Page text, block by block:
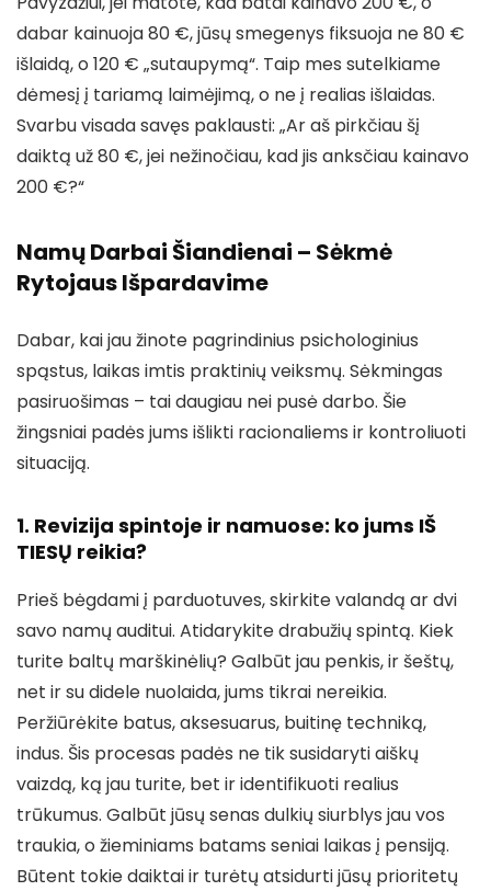
dabar kainuoja 80 €, jūsų smegenys fiksuoja ne 80 €
išlaidą, o 120 € „sutaupymą“. Taip mes sutelkiame
dėmesį į tariamą laimėjimą, o ne į realias išlaidas.
Svarbu visada savęs paklausti: „Ar aš pirkčiau šį
daiktą už 80 €, jei nežinočiau, kad jis anksčiau kainavo
200 €?“
Namų Darbai Šiandienai – Sėkmė
Rytojaus Išpardavime
Dabar, kai jau žinote pagrindinius psichologinius
spąstus, laikas imtis praktinių veiksmų. Sėkmingas
pasiruošimas – tai daugiau nei pusė darbo. Šie
žingsniai padės jums išlikti racionaliems ir kontroliuoti
situaciją.
1. Revizija spintoje ir namuose: ko jums IŠ
TIESŲ reikia?
Prieš bėgdami į parduotuves, skirkite valandą ar dvi
savo namų auditui. Atidarykite drabužių spintą. Kiek
turite baltų marškinėlių? Galbūt jau penkis, ir šeštų,
net ir su didele nuolaida, jums tikrai nereikia.
Peržiūrėkite batus, aksesuarus, buitinę techniką,
indus. Šis procesas padės ne tik susidaryti aiškų
vaizdą, ką jau turite, bet ir identifikuoti realius
trūkumus. Galbūt jūsų senas dulkių siurblys jau vos
traukia, o žieminiams batams seniai laikas į pensiją.
Būtent tokie daiktai ir turėtų atsidurti jūsų prioritetų